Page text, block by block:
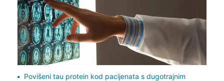
Povišeni tau protein kod pacijenata s dugotrajnim